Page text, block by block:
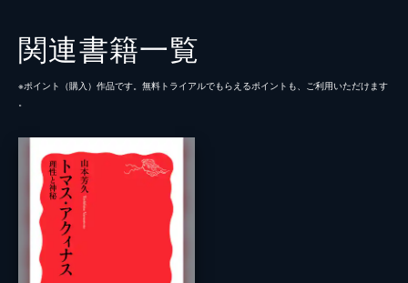
関連書籍一覧
※ポイント（購⼊）作品です。無料トライアルでもらえるポイントも、ご利⽤いただけます
。